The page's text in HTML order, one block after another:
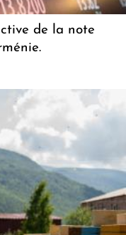
de la note